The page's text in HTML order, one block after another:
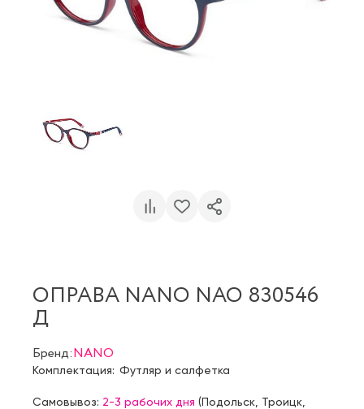
ОПРАВА NANO NAO 830546
Д
Бренд:NANO
Комплектация: Футляр и салфетка
Самовывоз: 2-3 рабочих дня (Подольск Троицк